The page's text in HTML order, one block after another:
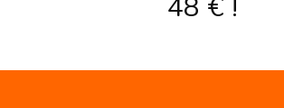
48 € !